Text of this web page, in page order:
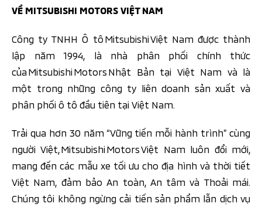
VỀ MITSUBISHI MOTORS VIỆT NAM
Công ty TNHH Ô tô Mitsubishi Việt Nam được thành
lập năm 1994, là nhà phân phối chính thức
của Mitsubishi Motors Nhật Bản tại Việt Nam và là
một trong những công ty liên doanh sản xuất và
phân phối ô tô đầu tiên tại Việt Nam.
Trải qua hơn 30 năm “Vững tiến mỗi hành trình” cùng
người Việt, Mitsubishi Motors Việt Nam luôn đổi mới,
mang đến các mẫu xe tối ưu cho địa hình và thời tiết
Việt Nam, đảm bảo An toàn, An tâm và Thoải mái.
Chúng tôi không ngừng cải tiến sản phẩm lẫn dịch vụ